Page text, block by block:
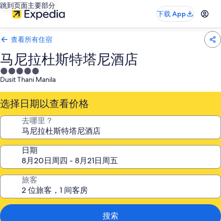
跳到页面主要部分
下载 App
查看所有住宿
马尼拉杜斯特塔尼酒店
5.0
星
住
宿
Dusit Thani Manila
选择日期以查看价格
去哪里？
日期
旅客
搜索